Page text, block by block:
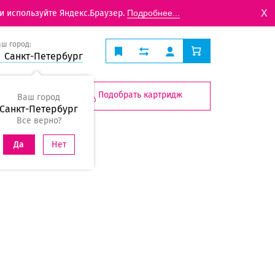
Яндекс.Браузер. Подробнее... X
город:
Санкт-Петербург
Ваш город
Санкт-Петербург
Все верно?
Да Нет
Подобрать картридж